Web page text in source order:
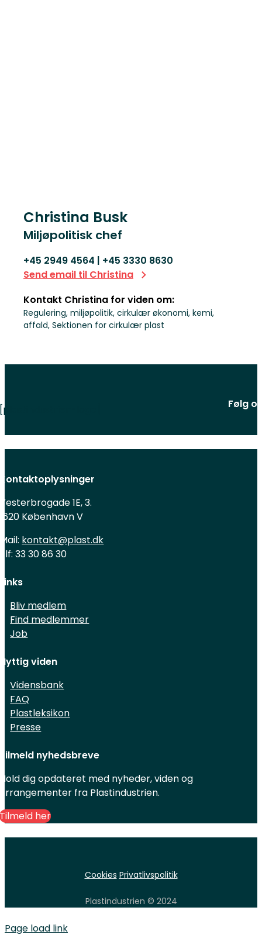
Christina Busk
Miljøpolitisk chef
+45 2949 4564 | +45 3330 8630
Send email til Christina
Kontakt Christina for viden om:
Regulering, miljøpolitik, cirkulær økonomi, kemi,
affald, Sektionen for cirkulær plast
[plastindustrien-logo] Følg os
Kontaktoplysninger
Vesterbrogade 1E, 3.
1620 København V
Mail: kontakt@plast.dk
Tlf: 33 30 86 30
Links
Bliv medlem
Find medlemmer
Job
Nyttig viden
Vidensbank
FAQ
Plastleksikon
Presse
Tilmeld nyhedsbreve
Hold dig opdateret med nyheder, viden og
arrangementer fra Plastindustrien.
Tilmeld her
Cookies Privatlivspolitik
Plastindustrien © 2024
Page load link